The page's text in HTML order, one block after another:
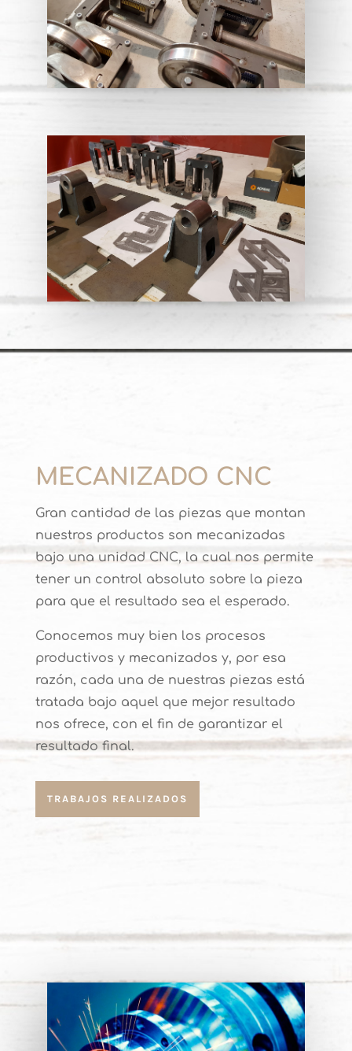
MECANIZADO CNC
Gran cantidad de las piezas que montan
nuestros productos son mecanizadas
bajo una unidad CNC, la cual nos permite
tener un control absoluto sobre la pieza
para que el resultado sea el esperado.
Conocemos muy bien los procesos
productivos y mecanizados y, por esa
razón, cada una de nuestras piezas está
tratada bajo aquel que mejor resultado
nos ofrece, con el fin de garantizar el
resultado final.
TRABAJOS REALIZADOS